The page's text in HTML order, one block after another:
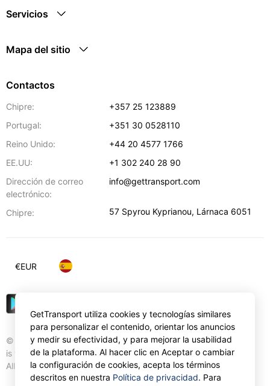
Servicios
Mapa del sitio
Contactos
Chipre:
+357 25 123889
Portugal:
+351 30 0528110
Reino Unido:
+44 20 4577 1766
EE.UU:
+1 302 240 28 90
Dirección de correo
electrónico:
info@gettransport.com
Chipre: 57 Spyrou Kyprianou, Lárnaca 6051
© Gettransport International Limited. GetTransport®
is trademark of Gettransport International Limited.
All rights reserved.
€EUR
GetTransport utiliza cookies y tecnologías similares
para personalizar el contenido, orientar los anuncios
y medir su efectividad, y para mejorar la usabilidad
de la plataforma. Al hacer clic en Aceptar o cambiar
la configuración de cookies, acepta los términos
descritos en nuestra Política de privacidad. Para